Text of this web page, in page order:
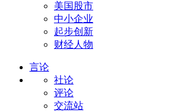
美国股市
中小企业
起步创新
财经人物
言论
社论
评论
交流站